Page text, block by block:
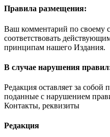
Правила размещения:
Ваш комментарий по своему
соответствовать
принципам нашего Издания.
В случае нарушения
Редакция оставляет за собой
поданные с нарушением
Контакты, реквизиты
Редакция